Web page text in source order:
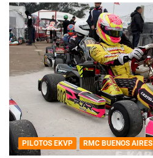
PILOTOS EKVP RMC BUENOS AIRES